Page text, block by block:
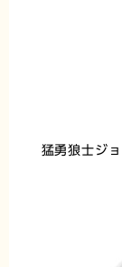
猛勇狼士ジ